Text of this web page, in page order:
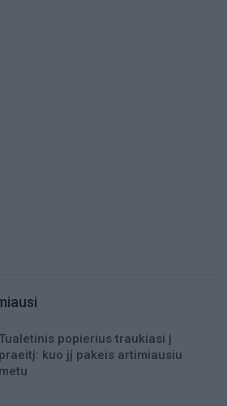
Tualetinis popierius traukiasi į
praeitį: kuo jį pakeis artimiausiu
metu